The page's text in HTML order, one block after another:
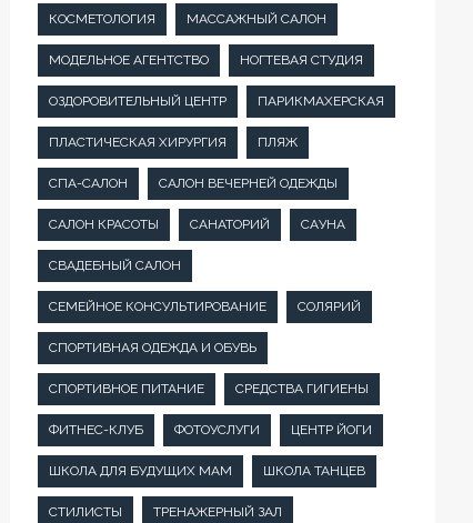
КОСМЕТОЛОГИЯ МАССАЖНЫЙ САЛОН
МОДЕЛЬНОЕ АГЕНТСТВО НОГТЕВАЯ СТУДИЯ
ОЗДОРОВИТЕЛЬНЫЙ ЦЕНТР ПАРИКМАХЕРСКАЯ
ПЛАСТИЧЕСКАЯ ХИРУРГИЯ ПЛЯЖ
СПА-САЛОН САЛОН ВЕЧЕРНЕЙ ОДЕЖДЫ
САЛОН КРАСОТЫ САНАТОРИЙ САУНА
СВАДЕБНЫЙ САЛОН
СЕМЕЙНОЕ КОНСУЛЬТИРОВАНИЕ СОЛЯРИЙ
СПОРТИВНАЯ ОДЕЖДА И ОБУВЬ
СПОРТИВНОЕ ПИТАНИЕ СРЕДСТВА ГИГИЕНЫ
ФИТНЕС-КЛУБ ФОТОУСЛУГИ ЦЕНТР ЙОГИ
ШКОЛА ДЛЯ БУДУЩИХ МАМ ШКОЛА ТАНЦЕВ
СТИЛИСТЫ ТРЕНАЖЕРНЫЙ ЗАЛ